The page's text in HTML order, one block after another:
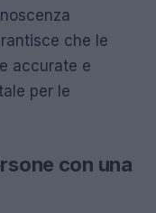
che le
accurate e
per le
con una